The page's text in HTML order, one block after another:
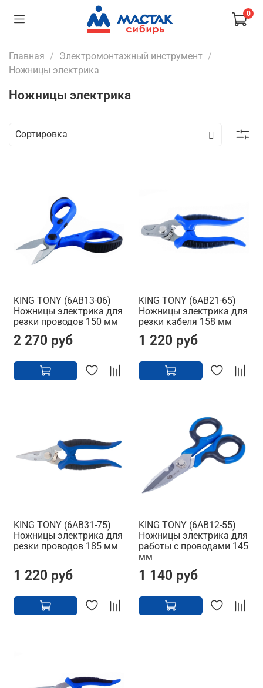
0
Главная
Электромонтажный инструмент
Ножницы электрика
Ножницы электрика
KING TONY (6AB13-06)
Ножницы электрика для
резки проводов 150 мм
2 270 руб
KING TONY (6AB21-65)
Ножницы электрика для
резки кабеля 158 мм
1 220 руб
KING TONY (6AB31-75)
Ножницы электрика для
резки проводов 185 мм
1 220 руб
KING TONY (6AB12-55)
Ножницы электрика для
работы с проводами 145
мм
1 140 руб